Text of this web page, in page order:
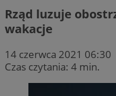
Rząd luzuje
wakacje
14 czerwca 2021 06:30
Czas czytania: 4 min.